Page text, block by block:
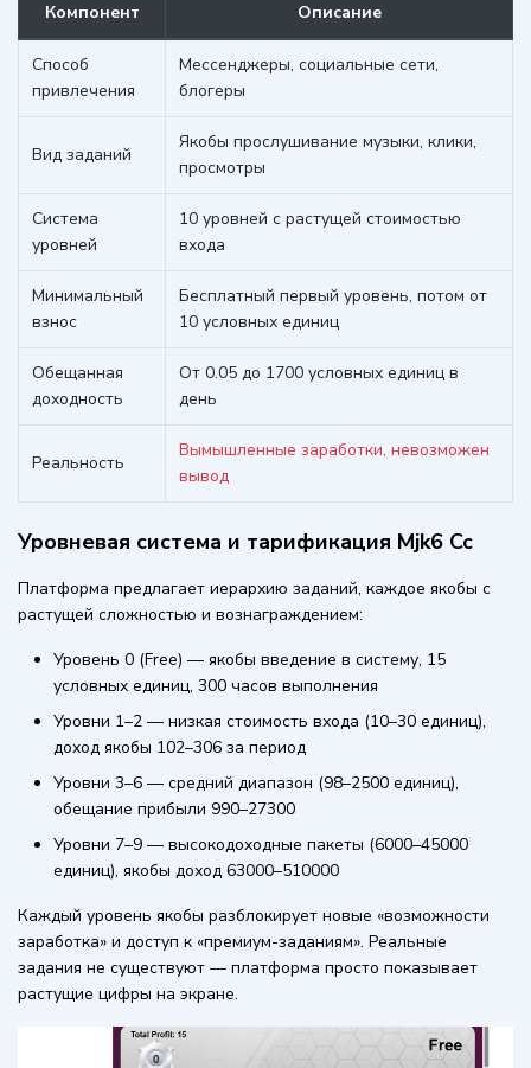
Компонент Описание
Способ
привлечения
Мессенджеры, социальные сети,
блогеры
Вид заданий
Якобы прослушивание музыки, клики,
просмотры
Система
уровней
10 уровней с растущей стоимостью
входа
Минимальный
взнос
Бесплатный первый уровень, потом от
10 условных единиц
Обещанная
доходность
От 0.05 до 1700 условных единиц в
день
Реальность
Вымышленные заработки, невозможен
вывод
Уровневая система и тарификация Mjk6 Cc
Платформа предлагает иерархию заданий, каждое якобы с
растущей сложностью и вознаграждением:
Уровень 0 (Free) — якобы введение в систему, 15
условных единиц, 300 часов выполнения
Уровни 1–2 — низкая стоимость входа (10–30 единиц),
доход якобы 102–306 за период
Уровни 3–6 — средний диапазон (98–2500 единиц),
обещание прибыли 990–27300
Уровни 7–9 — высокодоходные пакеты (6000–45000
единиц), якобы доход 63000–510000
Каждый уровень якобы разблокирует новые «возможности
заработка» и доступ к «премиум-заданиям». Реальные
задания не существуют — платформа просто показывает
растущие цифры на экране.